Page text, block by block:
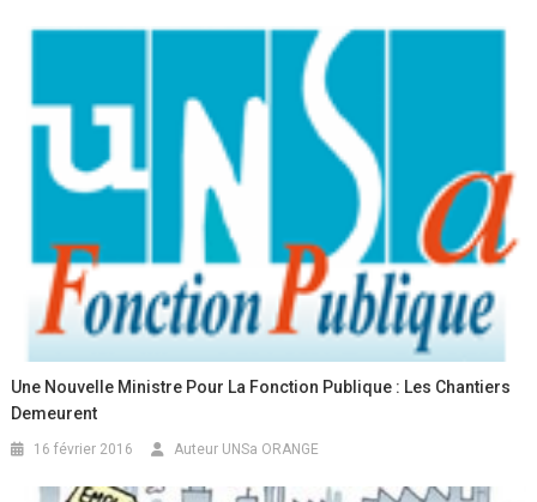
Une Nouvelle Ministre Pour La Fonction Publique : Les Chantiers
Demeurent
16 février 2016 Auteur UNSa ORANGE